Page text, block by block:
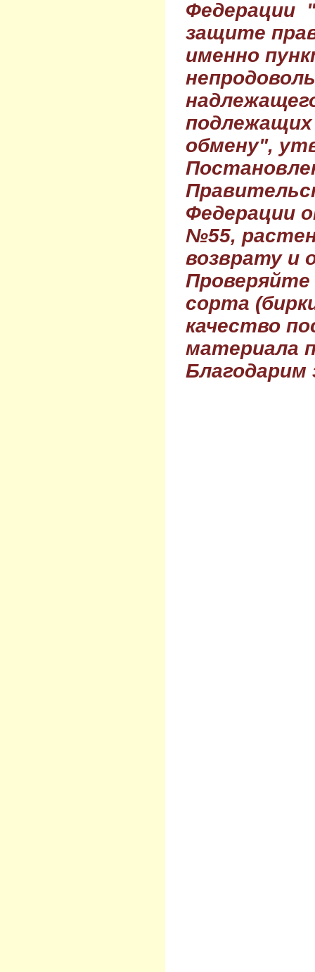
Федерации
защите
именно
обмену",
Федерации
№55,
возврату и
Проверяйте
сорта
качество
материала
Благодарим